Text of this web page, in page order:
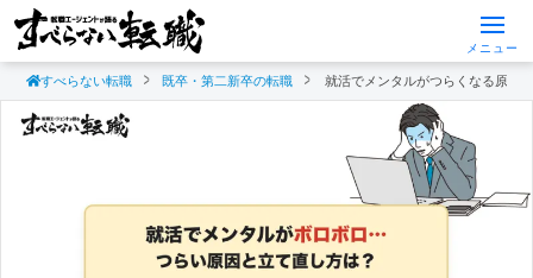
メニュー
すべらない転職 既卒・第二新卒の転職 就活でメンタルがつらくなる原因